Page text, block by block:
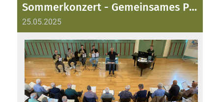
Sommerkonzert - Gemeinsames Probenwochenende
25.05.2025